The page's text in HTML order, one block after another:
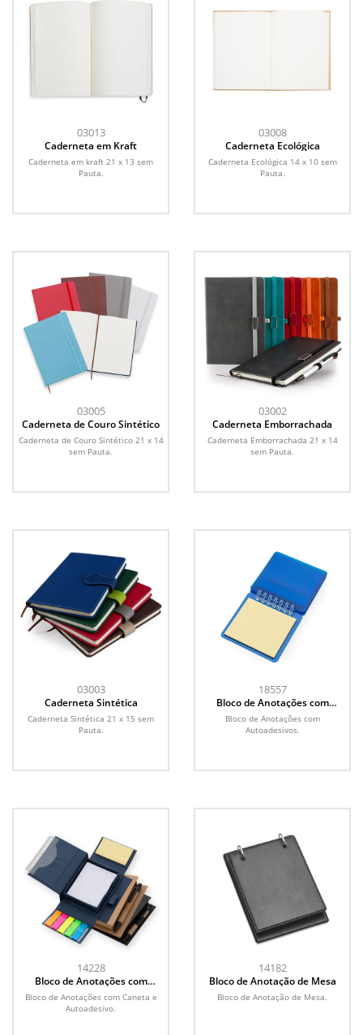
03013
Caderneta em Kraft
Caderneta em kraft 21 x 13 sem
Pauta.
03008
Caderneta Ecológica
Caderneta Ecológica 14 x 10 sem
Pauta.
03005
Caderneta de Couro Sintético
Caderneta de Couro Sintético 21 x 14
sem Pauta.
03002
Caderneta Emborrachada
Caderneta Emborrachada 21 x 14
sem Pauta.
03003
Caderneta Sintética
Caderneta Sintética 21 x 15 sem
Pauta.
18557
Bloco de Anotações com
Autoadesivos
Bloco de Anotações com
Autoadesivos.
14228
Bloco de Anotações com
Caneta e Autoadesivo
Bloco de Anotações com Caneta e
Autoadesivo.
14182
Bloco de Anotação de Mesa
Bloco de Anotação de Mesa.